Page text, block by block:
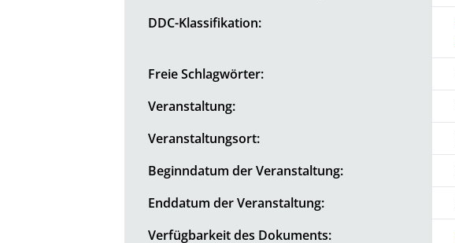
DDC-Klassifikation:
Freie Schlagwörter:
Veranstaltung:
Veranstaltungsort:
Beginndatum der Veranstaltung:
Enddatum der Veranstaltung:
Verfügbarkeit des Dokuments: